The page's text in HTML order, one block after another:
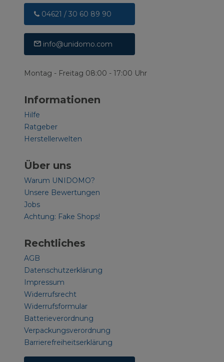
04621 / 30 60 89 90
info@unidomo.com
Montag - Freitag 08:00 - 17:00 Uhr
Informationen
Hilfe
Ratgeber
Herstellerwelten
Über uns
Warum UNIDOMO?
Unsere Bewertungen
Jobs
Achtung: Fake Shops!
Rechtliches
AGB
Datenschutzerklärung
Impressum
Widerrufsrecht
Widerrufsformular
Batterieverordnung
Verpackungsverordnung
Barrierefreiheitserklärung